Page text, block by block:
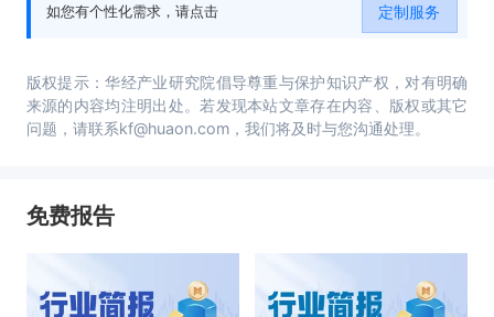
如您有个性化需求，请点击 定制服务
版权提示：华经产业研究院倡导尊重与保护知识产权，对有明确
来源的内容均注明出处。若发现本站文章存在内容、版权或其它
问题，请联系kf@huaon.com，我们将及时与您沟通处理。
免费报告